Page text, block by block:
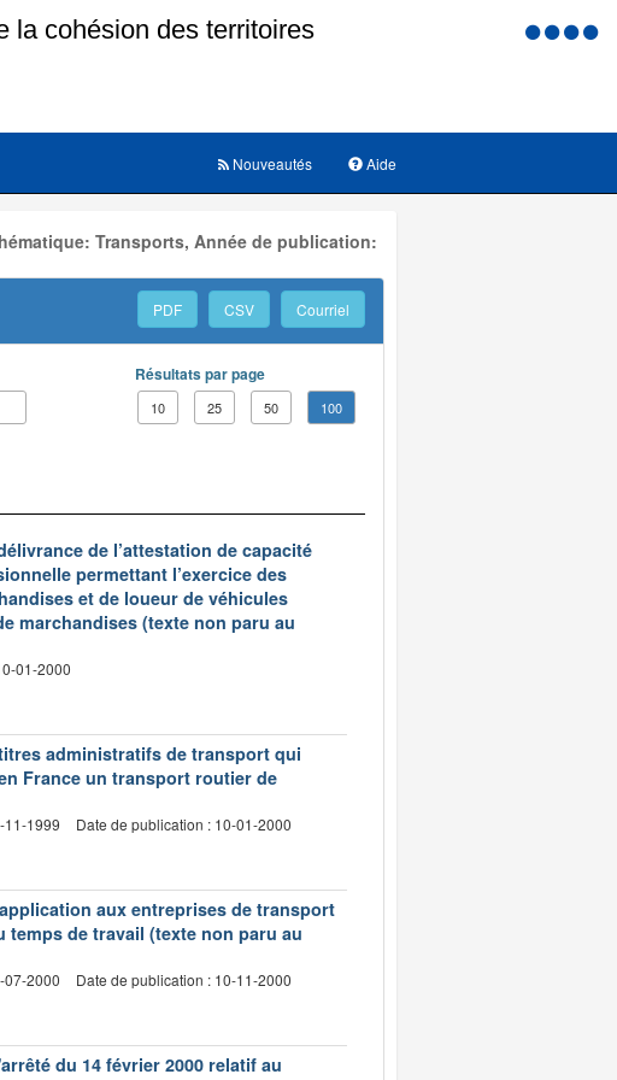
Menu
Aide
Nouveautés
Transports, Année de publication:
PDF CSV Courriel
Résultats par page
10 25 50 100
de l’attestation de capacité
permettant l’exercice des
et de loueur de véhicules
marchandises (texte non paru au
01-2000
administratifs de transport qui
France un transport routier de
11-1999 Date de publication : 10-01-2000
aux entreprises de transport
de travail (texte non paru au
07-2000 Date de publication : 10-11-2000
du 14 février 2000 relatif au